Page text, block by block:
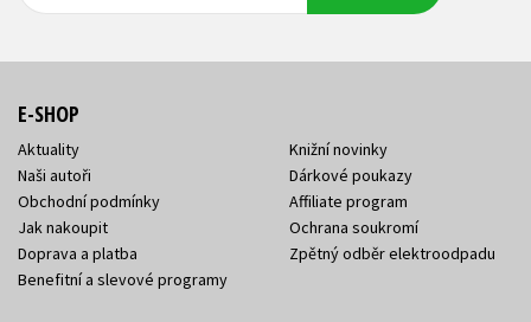
E-SHOP
Aktuality
Naši autoři
Obchodní podmínky
Jak nakoupit
Doprava a platba
Benefitní a slevové programy
Knižní novinky
Dárkové poukazy
Affiliate program
Ochrana soukromí
Zpětný odběr elektroodpadu